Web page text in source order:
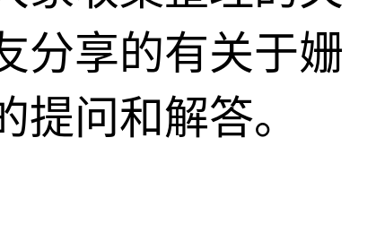
分享的有关于姗
问和解答。